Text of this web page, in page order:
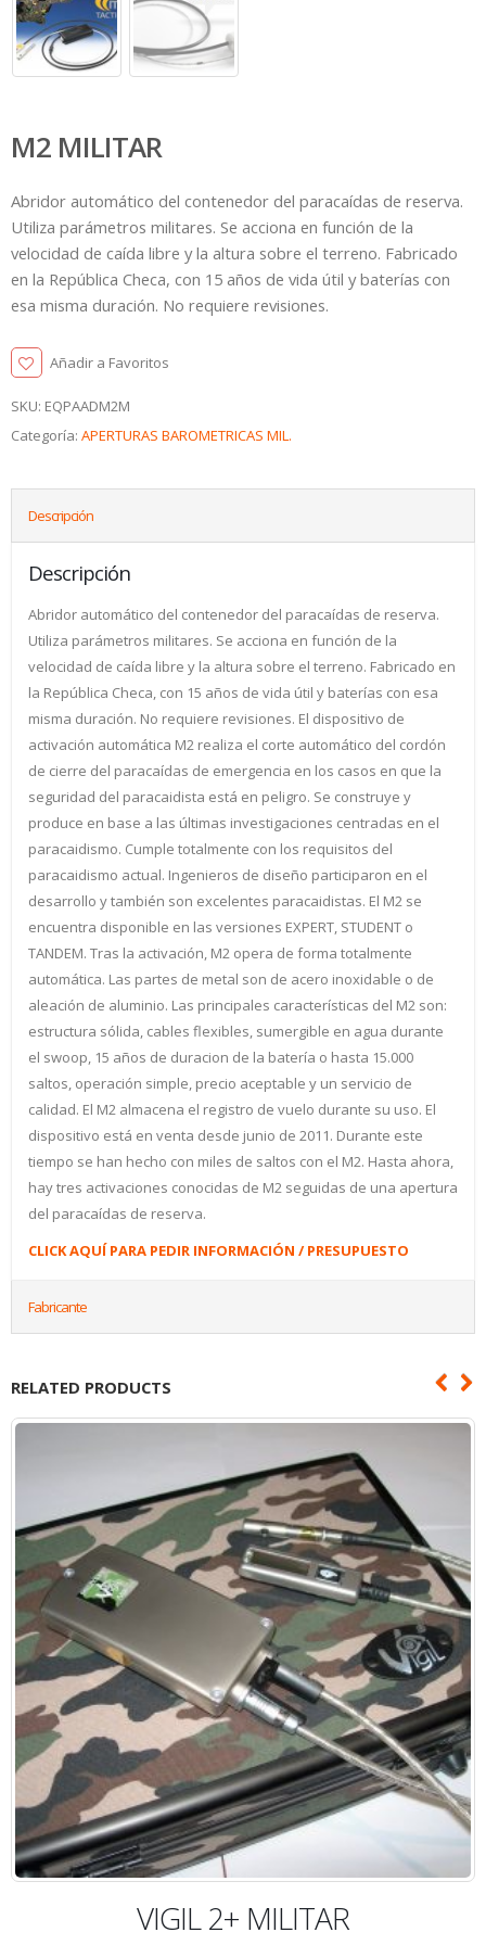
M2 MILITAR
Abridor automático del contenedor del paracaídas de reserva.
Utiliza parámetros militares. Se acciona en función de la
velocidad de caída libre y la altura sobre el terreno. Fabricado
en la República Checa, con 15 años de vida útil y baterías con
esa misma duración. No requiere revisiones.
Añadir a Favoritos
SKU: EQPAADM2M
Categoría: APERTURAS BAROMETRICAS MIL.
Descripción
Descripción
Abridor automático del contenedor del paracaídas de reserva.
Utiliza parámetros militares. Se acciona en función de la
velocidad de caída libre y la altura sobre el terreno. Fabricado en
la República Checa, con 15 años de vida útil y baterías con esa
misma duración. No requiere revisiones. El dispositivo de
activación automática M2 realiza el corte automático del cordón
de cierre del paracaídas de emergencia en los casos en que la
seguridad del paracaidista está en peligro. Se construye y
produce en base a las últimas investigaciones centradas en el
paracaidismo. Cumple totalmente con los requisitos del
paracaidismo actual. Ingenieros de diseño participaron en el
desarrollo y también son excelentes paracaidistas. El M2 se
encuentra disponible en las versiones EXPERT, STUDENT o
TANDEM. Tras la activación, M2 opera de forma totalmente
automática. Las partes de metal son de acero inoxidable o de
aleación de aluminio. Las principales características del M2 son:
estructura sólida, cables flexibles, sumergible en agua durante
el swoop, 15 años de duracion de la batería o hasta 15.000
saltos, operación simple, precio aceptable y un servicio de
calidad. El M2 almacena el registro de vuelo durante su uso. El
dispositivo está en venta desde junio de 2011. Durante este
tiempo se han hecho con miles de saltos con el M2. Hasta ahora,
hay tres activaciones conocidas de M2 seguidas de una apertura
del paracaídas de reserva.
CLICK AQUÍ PARA PEDIR INFORMACIÓN / PRESUPUESTO
Fabricante
RELATED PRODUCTS
AGOTADO
VIGIL 2+ MILITAR